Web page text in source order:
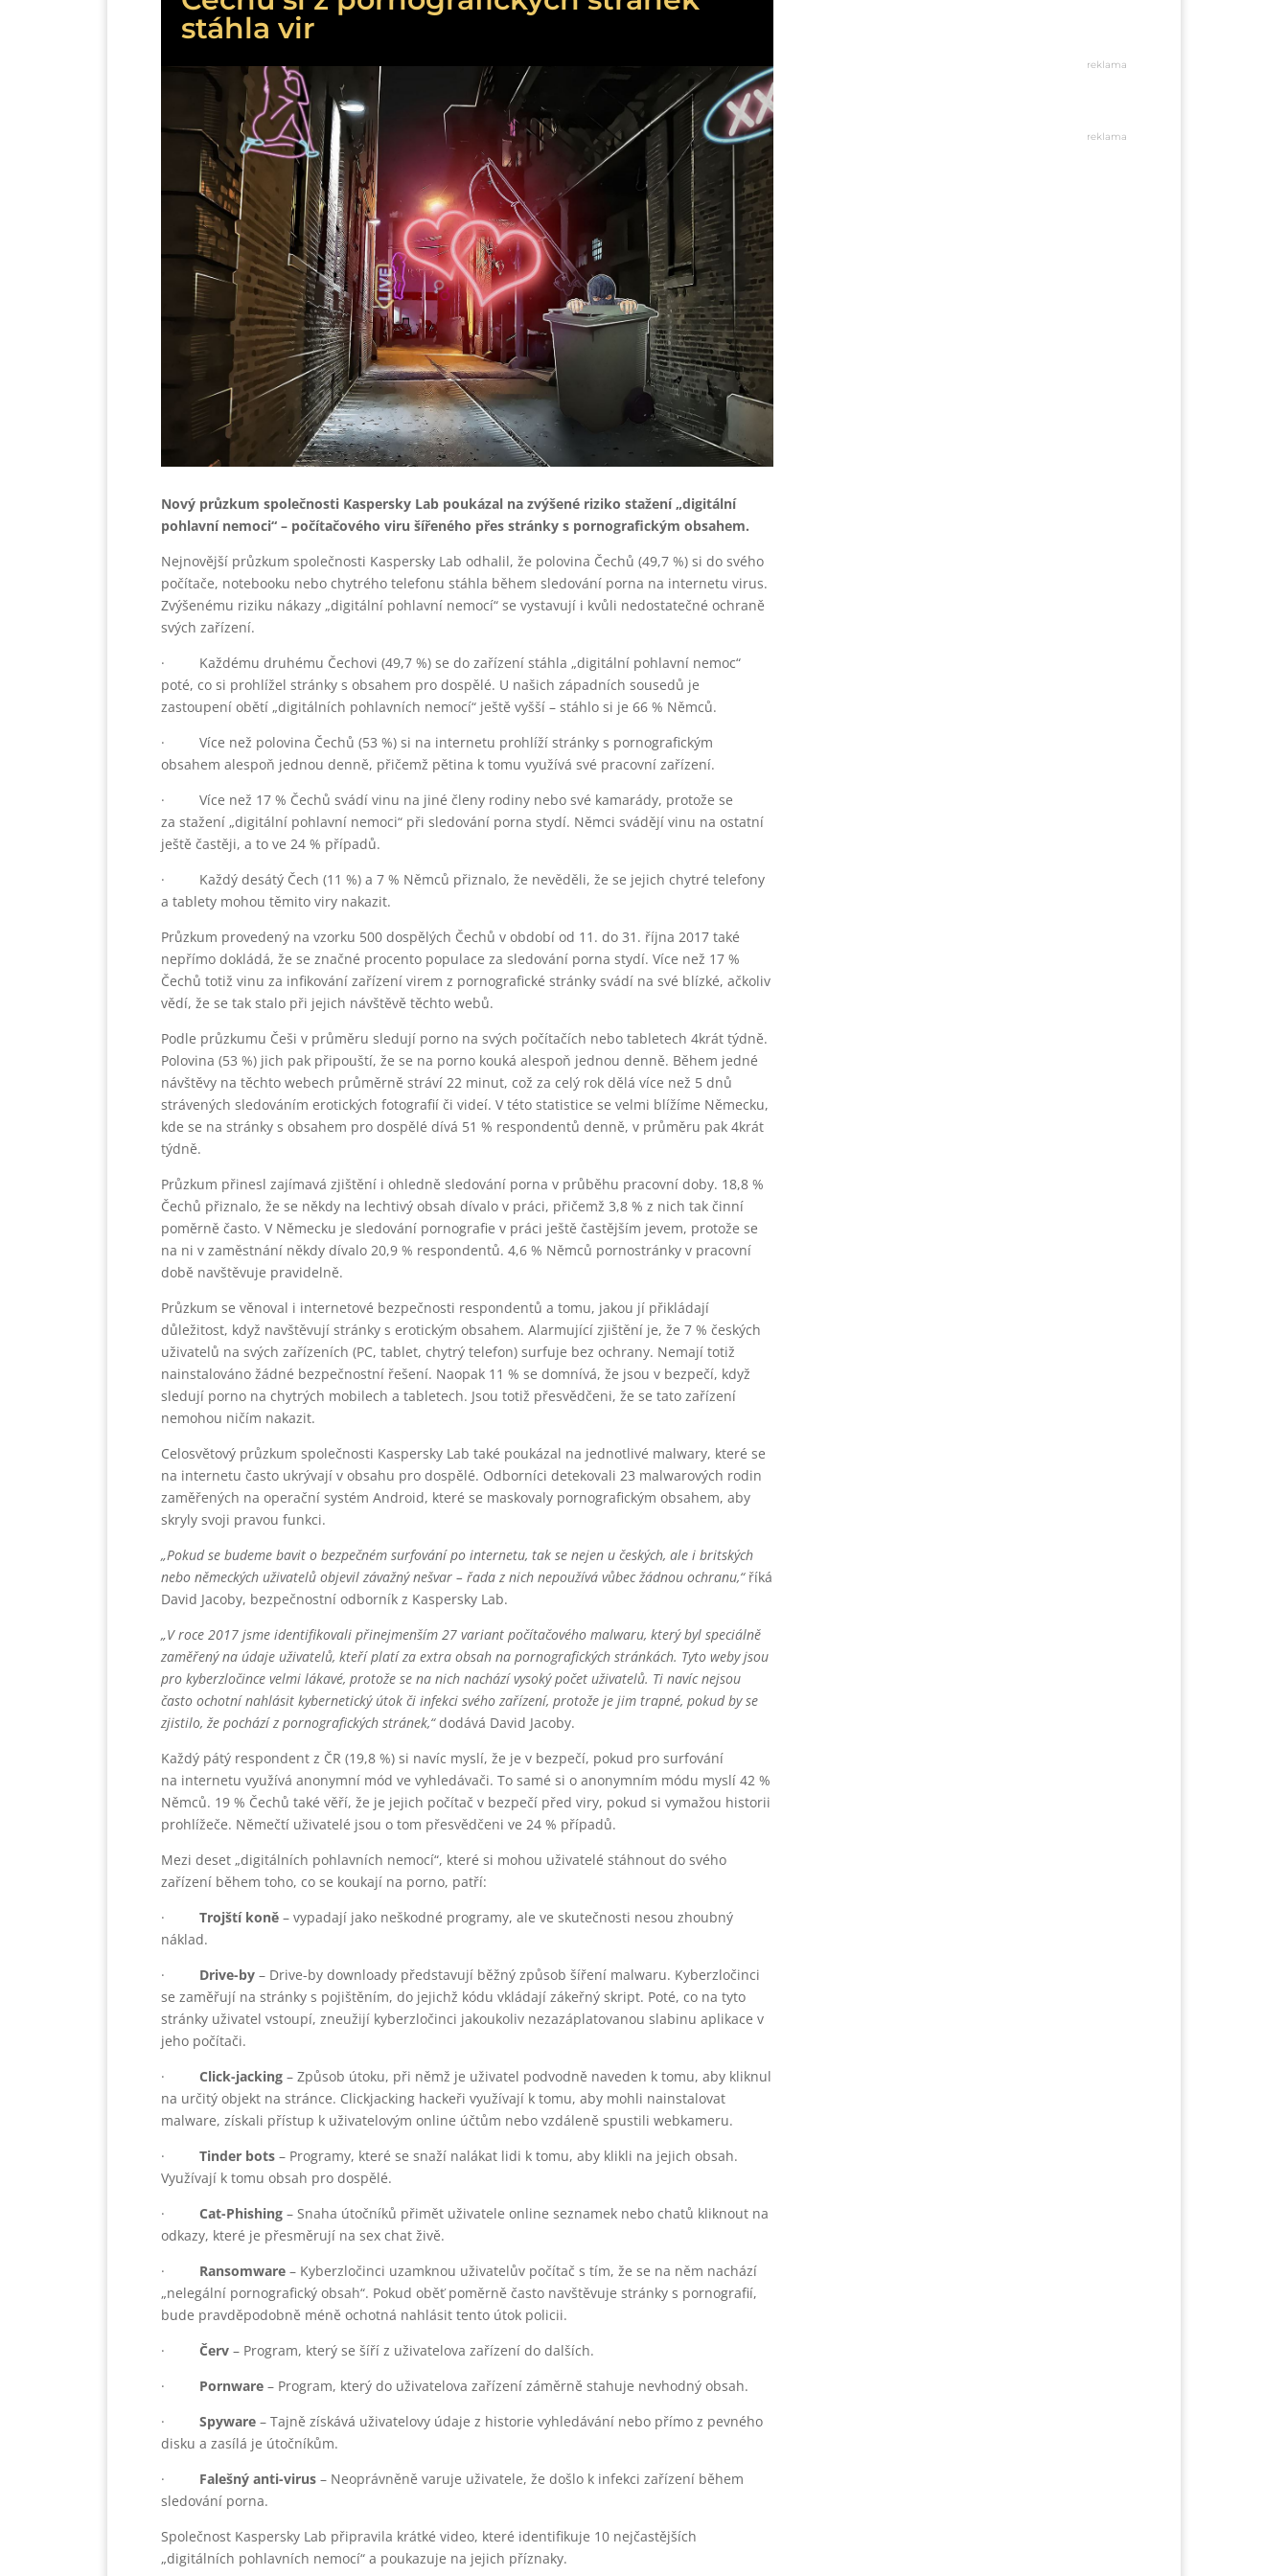
stáhla vir
Nový průzkum společnosti Kaspersky Lab poukázal na zvýšené riziko stažení „digitální
pohlavní nemoci“ – počítačového viru šířeného přes stránky s pornografickým obsahem.
Nejnovější průzkum společnosti Kaspersky Lab odhalil, že polovina Čechů (49,7 %) si do svého
počítače, notebooku nebo chytrého telefonu stáhla během sledování porna na internetu virus.
Zvýšenému riziku nákazy „digitální pohlavní nemocí“ se vystavují i kvůli nedostatečné ochraně
svých zařízení.
· Každému druhému Čechovi (49,7 %) se do zařízení stáhla „digitální pohlavní nemoc“
poté, co si prohlížel stránky s obsahem pro dospělé. U našich západních sousedů je
zastoupení obětí „digitálních pohlavních nemocí“ ještě vyšší – stáhlo si je 66 % Němců.
· Více než polovina Čechů (53 %) si na internetu prohlíží stránky s pornografickým
obsahem alespoň jednou denně, přičemž pětina k tomu využívá své pracovní zařízení.
· Více než 17 % Čechů svádí vinu na jiné členy rodiny nebo své kamarády, protože se
za stažení „digitální pohlavní nemoci“ při sledování porna stydí. Němci svádějí vinu na ostatní
ještě častěji, a to ve 24 % případů.
· Každý desátý Čech (11 %) a 7 % Němců přiznalo, že nevěděli, že se jejich chytré telefony
a tablety mohou těmito viry nakazit.
Průzkum provedený na vzorku 500 dospělých Čechů v období od 11. do 31. října 2017 také
nepřímo dokládá, že se značné procento populace za sledování porna stydí. Více než 17 %
Čechů totiž vinu za infikování zařízení virem z pornografické stránky svádí na své blízké, ačkoliv
vědí, že se tak stalo při jejich návštěvě těchto webů.
Podle průzkumu Češi v průměru sledují porno na svých počítačích nebo tabletech 4krát týdně.
Polovina (53 %) jich pak připouští, že se na porno kouká alespoň jednou denně. Během jedné
návštěvy na těchto webech průměrně stráví 22 minut, což za celý rok dělá více než 5 dnů
strávených sledováním erotických fotografií či videí. V této statistice se velmi blížíme Německu,
kde se na stránky s obsahem pro dospělé dívá 51 % respondentů denně, v průměru pak 4krát
týdně.
Průzkum přinesl zajímavá zjištění i ohledně sledování porna v průběhu pracovní doby. 18,8 %
Čechů přiznalo, že se někdy na lechtivý obsah dívalo v práci, přičemž 3,8 % z nich tak činní
poměrně často. V Německu je sledování pornografie v práci ještě častějším jevem, protože se
na ni v zaměstnání někdy dívalo 20,9 % respondentů. 4,6 % Němců pornostránky v pracovní
době navštěvuje pravidelně.
Průzkum se věnoval i internetové bezpečnosti respondentů a tomu, jakou jí přikládají
důležitost, když navštěvují stránky s erotickým obsahem. Alarmující zjištění je, že 7 % českých
uživatelů na svých zařízeních (PC, tablet, chytrý telefon) surfuje bez ochrany. Nemají totiž
nainstalováno žádné bezpečnostní řešení. Naopak 11 % se domnívá, že jsou v bezpečí, když
sledují porno na chytrých mobilech a tabletech. Jsou totiž přesvědčeni, že se tato zařízení
nemohou ničím nakazit.
Celosvětový průzkum společnosti Kaspersky Lab také poukázal na jednotlivé malwary, které se
na internetu často ukrývají v obsahu pro dospělé. Odborníci detekovali 23 malwarových rodin
zaměřených na operační systém Android, které se maskovaly pornografickým obsahem, aby
skryly svoji pravou funkci.
„Pokud se budeme bavit o bezpečném surfování po internetu, tak se nejen u českých, ale i britských
nebo německých uživatelů objevil závažný nešvar – řada z nich nepoužívá vůbec žádnou ochranu,“říká
David Jacoby, bezpečnostní odborník z Kaspersky Lab.
„V roce 2017 jsme identifikovali přinejmenším 27 variant počítačového malwaru, který byl speciálně
zaměřený na údaje uživatelů, kteří platí za extra obsah na pornografických stránkách. Tyto weby jsou
pro kyberzločince velmi lákavé, protože se na nich nachází vysoký počet uživatelů. Ti navíc nejsou
často ochotní nahlásit kybernetický útok či infekci svého zařízení, protože je jim trapné, pokud by se
zjistilo, že pochází z pornografických stránek,“dodává David Jacoby.
Každý pátý respondent z ČR (19,8 %) si navíc myslí, že je v bezpečí, pokud pro surfování
na internetu využívá anonymní mód ve vyhledávači. To samé si o anonymním módu myslí 42 %
Němců. 19 % Čechů také věří, že je jejich počítač v bezpečí před viry, pokud si vymažou historii
prohlížeče. Němečtí uživatelé jsou o tom přesvědčeni ve 24 % případů.
Mezi deset „digitálních pohlavních nemocí“, které si mohou uživatelé stáhnout do svého
zařízení během toho, co se koukají na porno, patří:
· Trojští koně – vypadají jako neškodné programy, ale ve skutečnosti nesou zhoubný
náklad.
· Drive-by – Drive-by downloady představují běžný způsob šíření malwaru. Kyberzločinci
se zaměřují na stránky s pojištěním, do jejichž kódu vkládají zákeřný skript. Poté, co na tyto
stránky uživatel vstoupí, zneužijí kyberzločinci jakoukoliv nezazáplatovanou slabinu aplikace v
jeho počítači.
· Click-jacking – Způsob útoku, při němž je uživatel podvodně naveden k tomu, aby kliknul
na určitý objekt na stránce. Clickjacking hackeři využívají k tomu, aby mohli nainstalovat
malware, získali přístup k uživatelovým online účtům nebo vzdáleně spustili webkameru.
· Tinder bots – Programy, které se snaží nalákat lidi k tomu, aby klikli na jejich obsah.
Využívají k tomu obsah pro dospělé.
· Cat-Phishing – Snaha útočníků přimět uživatele online seznamek nebo chatů kliknout na
odkazy, které je přesměrují na sex chat živě.
· Ransomware – Kyberzločinci uzamknou uživatelův počítač s tím, že se na něm nachází
„nelegální pornografický obsah“. Pokud oběť poměrně často navštěvuje stránky s pornografií,
bude pravděpodobně méně ochotná nahlásit tento útok policii.
· Červ – Program, který se šíří z uživatelova zařízení do dalších.
· Pornware – Program, který do uživatelova zařízení záměrně stahuje nevhodný obsah.
· Spyware – Tajně získává uživatelovy údaje z historie vyhledávání nebo přímo z pevného
disku a zasílá je útočníkům.
· Falešný anti-virus – Neoprávněně varuje uživatele, že došlo k infekci zařízení během
sledování porna.
Společnost Kaspersky Lab připravila krátké video, které identifikuje 10 nejčastějších
„digitálních pohlavních nemocí“ a poukazuje na jejich příznaky.
reklama
reklama